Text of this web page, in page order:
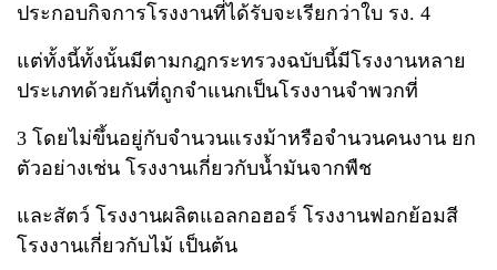
ประกอบกิจการโรงงานที่ได้รับจะเรียกว่าใบ รง. 4
แต่ทั้งนี้ทั้งนั้นมีตามกฎกระทรวงฉบับนี้มีโรงงานหลาย
ประเภทด้วยกันที่ถูกจำแนกเป็นโรงงานจำพวกที่
3 โดยไม่ขึ้นอยู่กับจำนวนแรงม้าหรือจำนวนคนงาน ยก
ตัวอย่างเช่น โรงงานเกี่ยวกับน้ำมันจากพืช
และสัตว์ โรงงานผลิตแอลกอฮอร์ โรงงานฟอกย้อมสี
โรงงานเกี่ยวกับไม้ เป็นต้น